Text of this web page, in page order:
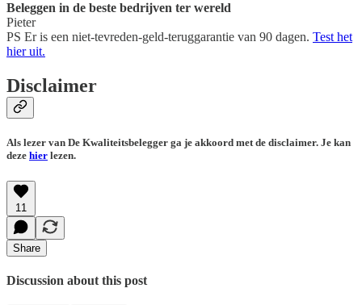
Beleggen in de beste bedrijven ter wereld
Pieter
PS Er is een niet-tevreden-geld-teruggarantie van 90 dagen. Test het
hier uit.
Disclaimer
Als lezer van De Kwaliteitsbelegger ga je akkoord met de disclaimer. Je kan
deze hier lezen.
11
Share
Discussion about this post